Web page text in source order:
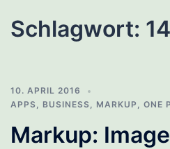
Schlagwort: 14
10. APRIL 2016
APPS , BUSINESS , MARKUP , ONE
Markup: